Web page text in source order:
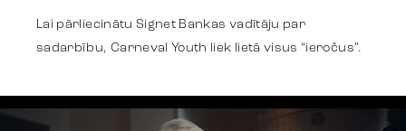
Lai pārliecinātu Signet Bankas vadītāju par
sadarbību, Carneval Youth liek lietā visus “ieročus”.